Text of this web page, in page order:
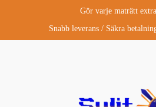
Gör varje maträtt
Snabb leverans / Säkra